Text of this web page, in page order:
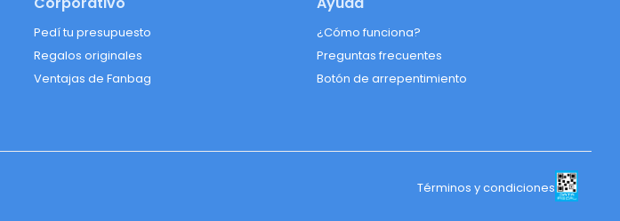
Pedí tu presupuesto
Regalos originales
Ventajas de Fanbag
¿Cómo funciona?
Preguntas frecuentes
Botón de arrepentimiento
Términos y condiciones